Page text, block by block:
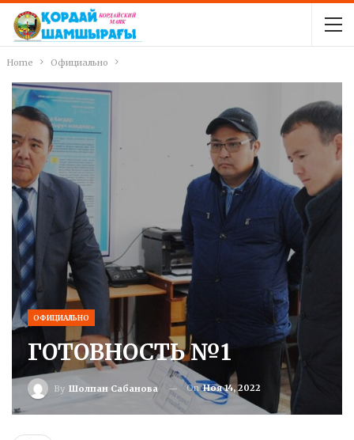
Home Официально
ОФИЦИАЛЬНО
ГОТОВНОСТЬ №1
By Шолпан Сабанова OnНоя 14, 2022